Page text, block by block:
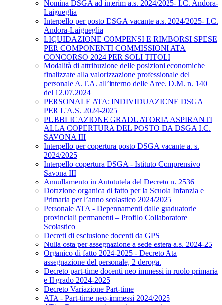
Nomina DSGA ad interim a.s. 2024/2025- I.C. Andora-
Laigueglia
Interpello per posto DSGA vacante a.s. 2024/2025- I.C.
Andora-Laigueglia
LIQUIDAZIONE COMPENSI E RIMBORSI SPESE
PER COMPONENTI COMMISSIONI ATA
CONCORSO 2024 PER SOLI TITOLI
Modalità di attribuzione delle posizioni economiche
finalizzate alla valorizzazione professionale del
personale A.T.A. all’interno delle Aree. D.M. n. 140
del 12.07.2024
PERSONALE ATA: INDIVIDUAZIONE DSGA
PER L'A.S. 2024-2025
PUBBLICAZIONE GRADUATORIA ASPIRANTI
ALLA COPERTURA DEL POSTO DA DSGA I.C.
SAVONA III
Interpello per copertura posto DSGA vacante a. s.
2024/2025
Interpello copertura DSGA - Istituto Comprensivo
Savona III
Annullamento in Autotutela del Decreto n. 2536
Dotazione organica di fatto per la Scuola Infanzia e
Primaria per l’anno scolastico 2024/2025
Personale ATA - Depennamenti dalle graduatorie
provinciali permanenti – Profilo Collaboratore
Scolastico
Decreti di esclusione docenti da GPS
Nulla osta per assegnazione a sede estera a.s. 2024-25
Organico di fatto 2024-2025 - Decreto Ata
assegnazione del personale, 2 deroga.
Decreto part-time docenti neo immessi in ruolo primaria
e II grado 2024-2025
Decreto Variazione Part-time
ATA - Part-time neo-immessi 2024/2025